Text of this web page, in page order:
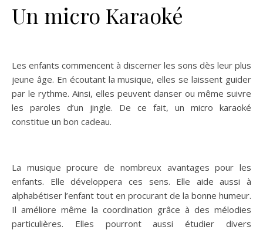
Un micro Karaoké
Les enfants commencent à discerner les sons dès leur plus
jeune âge. En écoutant la musique, elles se laissent guider
par le rythme. Ainsi, elles peuvent danser ou même suivre
les paroles d’un jingle. De ce fait, un micro karaoké
constitue un bon cadeau.
La musique procure de nombreux avantages pour les
enfants. Elle développera ces sens. Elle aide aussi à
alphabétiser l’enfant tout en procurant de la bonne humeur.
Il améliore même la coordination grâce à des mélodies
particulières. Elles pourront aussi étudier divers